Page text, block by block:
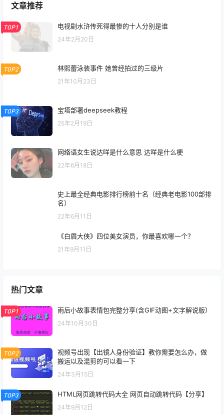
文章推荐
TOP1 电视剧水浒传死得最惨的十人分别是谁
24年2月20日
TOP2 林熙蕾泳装事件 她曾经拍过的三级片
21年10月23日
TOP3 宝塔部署deepseek教程
25年2月19日
网络语女生说达咩是什么意思 达咩是什么梗
22年6月18日
史上最全经典电影排行榜前十名（经典老电影100部排
名）
22年6月11日
《白眉大侠》四位美女演员，你最喜欢哪一个？
21年9月11日
热门文章
TOP1 雨后小故事表情包完整分享(含GIF动图+文字解说版）
24年10月30日
TOP2
视频号出现【出镜人身份验证】教你需要怎么办，做
搬运以及混剪的可以看一下
24年3月15日
TOP3 HTML网页跳转代码大全 网页自动跳转代码【分享】
24年9月12日